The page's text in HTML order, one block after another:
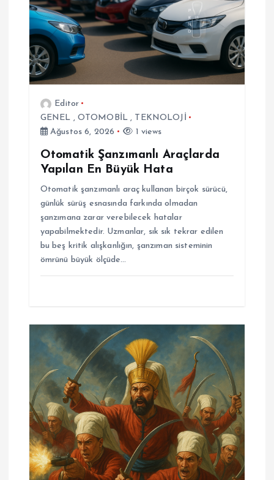
n
m
Editor
GENEL , OTOMOBİL , TEKNOLOJİ
Ağustos 6, 2026
1 views
Otomatik Şanzımanlı Araçlarda
Yapılan En Büyük Hata
Otomatik şanzımanlı araç kullanan birçok sürücü,
günlük sürüş esnasında farkında olmadan
şanzımana zarar verebilecek hatalar
yapabilmektedir. Uzmanlar, sık sık tekrar edilen
bu beş kritik alışkanlığın, şanzıman sisteminin
ömrünü büyük ölçüde…